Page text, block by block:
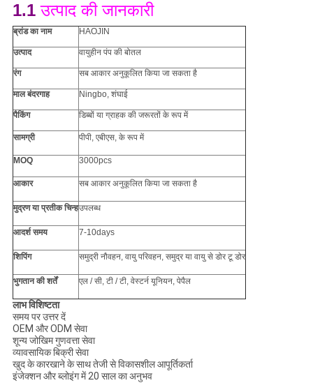
1.1 उत्पाद की जानकारी
ब्रांड का नाम HAOJIN
उत्पाद वायुहीन पंप की बोतल
रंग सब आकारअनुकूलित किया जा सकता है
माल बंदरगाह Ningbo, शंघाई
पैकिंग डिब्बों या ग्राहक की जरूरतों के रूप में
सामग्री पीपी, एबीएस, के रूप में
MOQ 3000pcs
आकार सब आकारअनुकूलित किया जा सकता है
मुद्रण याप्रतीक चिन्हउपलब्ध
आदर्श समय 7-10days
शिपिंग समुद्री नौवहन, वायु परिवहन, समुद्र या वायु से डोर टू डोर
भुगतान की शर्तें एल / सी, टी / टी, वेस्टर्न यूनियन, पेपैल
लाभ विशिष्टता
समय पर उत्तर दें
OEM और ODM सेवा
शून्य जोखिम गुणवत्ता सेवा
व्यावसायिक बिक्री सेवा
खुद के कारखाने के साथ तेजी से विकासशील आपूर्तिकर्ता
इंजेक्शन और ब्लोइंग में 20 साल का अनुभव